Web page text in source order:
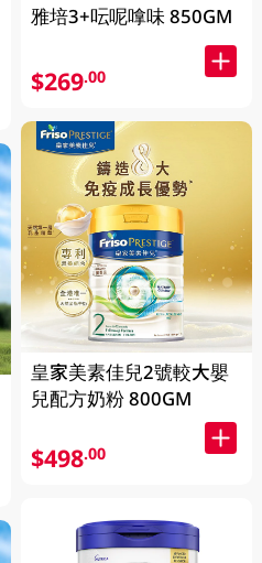
雅培3+呍呢嗱味 850GM
$269.00
皇家美素佳兒2號較大嬰
兒配方奶粉 800GM
$498.00